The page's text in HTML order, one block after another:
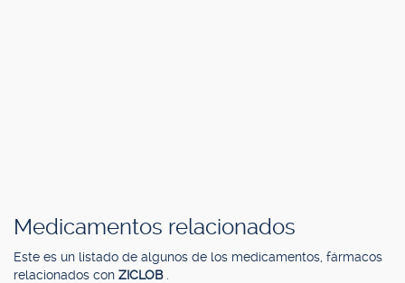
Medicamentos relacionados
Este es un listado de algunos de los medicamentos, fármacos
relacionados con ZICLOB